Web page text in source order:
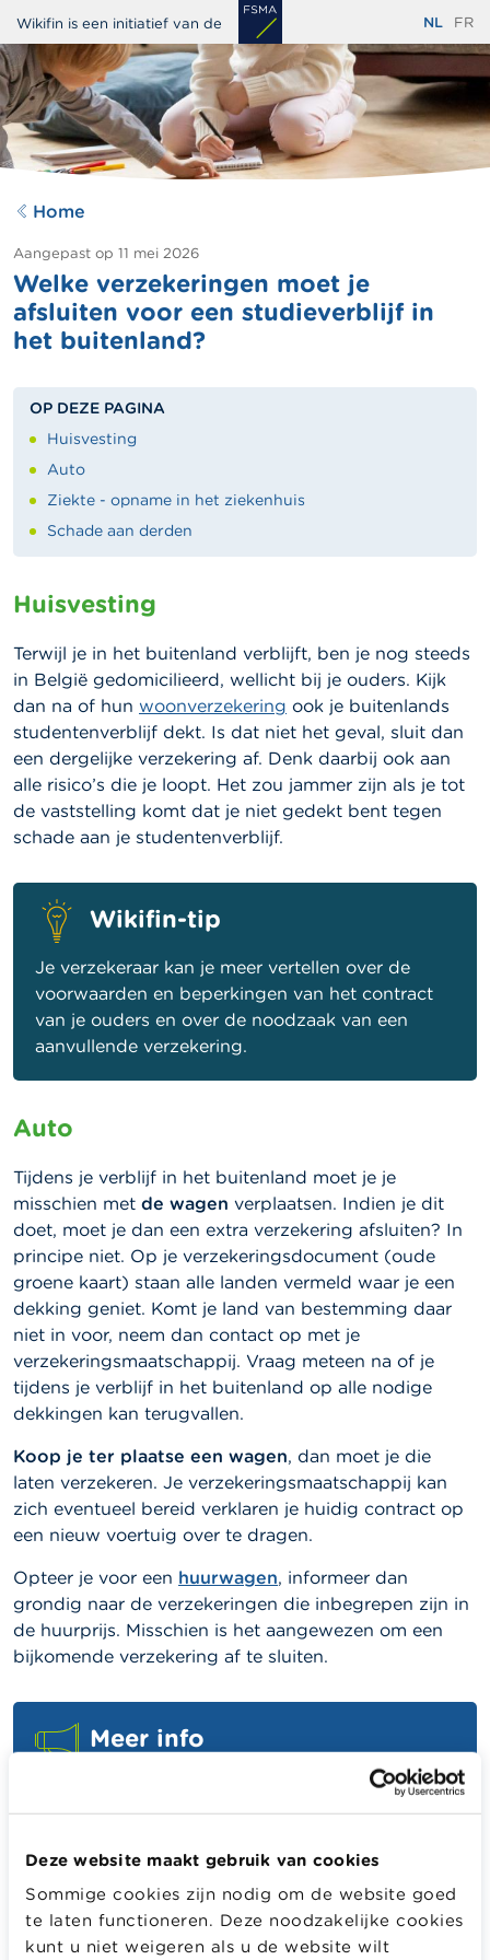
Deze website maakt gebruik van cookies
Sommige cookies zijn nodig om de website goed
te laten functioneren. Deze noodzakelijke cookies
kunt u niet weigeren als u de website wilt
Overslaan
en
naar
de
inhoud
gaan
Wikifin is een initiatief van de NL FR
Home
Aangepast op 11 mei 2026
Welke verzekeringen moet je
afsluiten voor een studieverblijf in
het buitenland?
OP DEZE PAGINA
Huisvesting
Auto
Ziekte - opname in het ziekenhuis
Schade aan derden
Huisvesting
Terwijl je in het buitenland verblijft, ben je nog steeds
in België gedomicilieerd, wellicht bij je ouders. Kijk
dan na of hun woonverzekering ook je buitenlands
studentenverblijf dekt. Is dat niet het geval, sluit dan
een dergelijke verzekering af. Denk daarbij ook aan
alle risico’s die je loopt. Het zou jammer zijn als je tot
de vaststelling komt dat je niet gedekt bent tegen
schade aan je studentenverblijf.
Wikifin-tip
Je verzekeraar kan je meer vertellen over de
voorwaarden en beperkingen van het contract
van je ouders en over de noodzaak van een
aanvullende verzekering.
Auto
Tijdens je verblijf in het buitenland moet je je
misschien met de wagen verplaatsen. Indien je dit
doet, moet je dan een extra verzekering afsluiten? In
principe niet. Op je verzekeringsdocument (oude
groene kaart) staan alle landen vermeld waar je een
dekking geniet. Komt je land van bestemming daar
niet in voor, neem dan contact op met je
verzekeringsmaatschappij. Vraag meteen na of je
tijdens je verblijf in het buitenland op alle nodige
dekkingen kan terugvallen.
Koop je ter plaatse een wagen, dan moet je die
laten verzekeren. Je verzekeringsmaatschappij kan
zich eventueel bereid verklaren je huidig contract op
een nieuw voertuig over te dragen.
Opteer je voor een huurwagen, informeer dan
grondig naar de verzekeringen die inbegrepen zijn in
de huurprijs. Misschien is het aangewezen om een
bijkomende verzekering af te sluiten.
Meer info
Autoverzekeringen en de aangeboden dekkingen
Ziekte - opname in het ziekenhuis
Een ongeval is snel gebeurd. Of misschien raak je wel